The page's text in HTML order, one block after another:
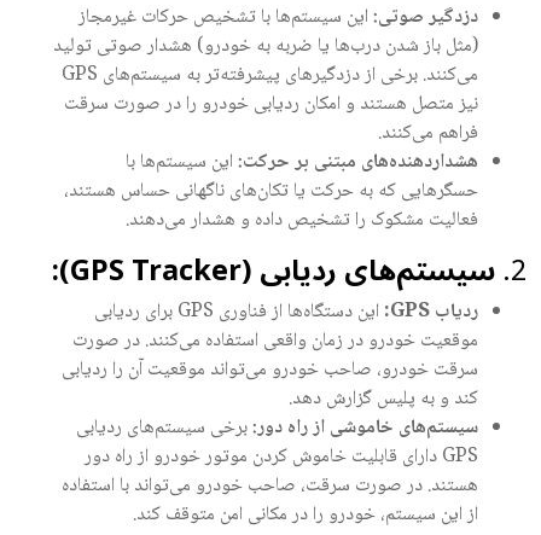
دزدگیر صوتی:این سیستم‌ها با تشخیص حرکات غیرمجاز
(مثل باز شدن درب‌ها یا ضربه به خودرو) هشدار صوتی تولید
می‌کنند. برخی از دزدگیرهای پیشرفته‌تر به سیستم‌های GPS
نیز متصل هستند و امکان ردیابی خودرو را در صورت سرقت
فراهم می‌کنند.
هشداردهنده‌های مبتنی بر حرکت:این سیستم‌ها با
حسگرهایی که به حرکت یا تکان‌های ناگهانی حساس هستند،
فعالیت مشکوک را تشخیص داده و هشدار می‌دهند.
سیستم‌های ردیابی (GPS Tracker):
ردیاب GPS:
این دستگاه‌ها از فناوری GPS برای ردیابی
موقعیت خودرو در زمان واقعی استفاده می‌کنند. در صورت
سرقت خودرو، صاحب خودرو می‌تواند موقعیت آن را ردیابی
کند و به پلیس گزارش دهد.
سیستم‌های خاموشی از راه دور:برخی سیستم‌های ردیابی
GPS دارای قابلیت خاموش کردن موتور خودرو از راه دور
هستند. در صورت سرقت، صاحب خودرو می‌تواند با استفاده
از این سیستم، خودرو را در مکانی امن متوقف کند.